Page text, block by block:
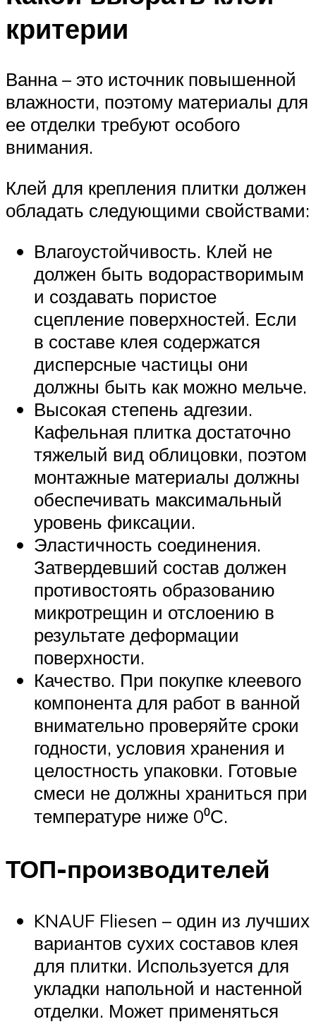
критерии
Ванна – это источник повышенной
влажности, поэтому материалы для
ее отделки требуют особого
внимания.
Клей для крепления плитки должен
обладать следующими свойствами:
Влагоустойчивость. Клей не
должен быть водорастворимым
и создавать пористое
сцепление поверхностей. Если
в составе клея содержатся
дисперсные частицы они
должны быть как можно мельче.
Высокая степень адгезии.
Кафельная плитка достаточно
тяжелый вид облицовки, поэтом
монтажные материалы должны
обеспечивать максимальный
уровень фиксации.
Эластичность соединения.
Затвердевший состав должен
противостоять образованию
микротрещин и отслоению в
результате деформации
поверхности.
Качество. При покупке клеевого
компонента для работ в ванной
внимательно проверяйте сроки
годности, условия хранения и
целостность упаковки. Готовые
смеси не должны храниться при
температуре ниже 0⁰С.
ТОП-производителей
KNAUF Fliesen – один из лучших
вариантов сухих составов клея
для плитки. Используется для
укладки напольной и настенной
отделки. Может применяться